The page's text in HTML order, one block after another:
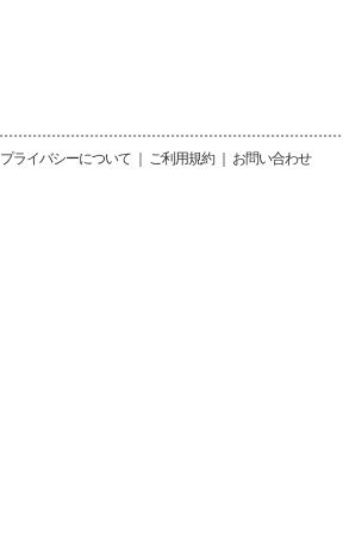
プライバシーについて ご利用規約｜ お問い合わせ